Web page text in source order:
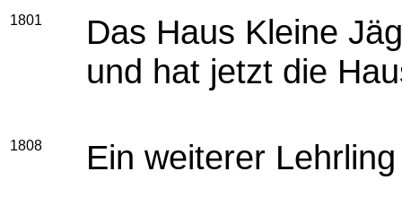
1801
Das Haus Kleine
und hat jetzt die
1808 Ein weiterer